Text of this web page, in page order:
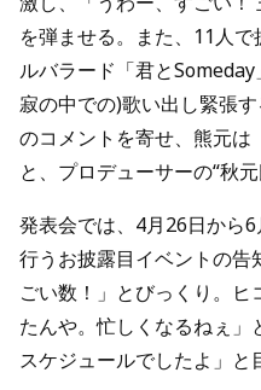
を弾ませる。また、11人
ルバラード「君と
寂の中での)歌い出し緊張
のコメントを寄せ、熊元は
と、プロデューサーの“秋
発表会では、4月26日から
行うお披露目イベントの告
ごい数！」とびっくり。
たんや。忙しくなるねぇ
スケジュールでしたよ」と